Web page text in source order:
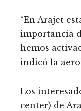
“En Arajet
importancia
hemos
indicó la
Los
center) de